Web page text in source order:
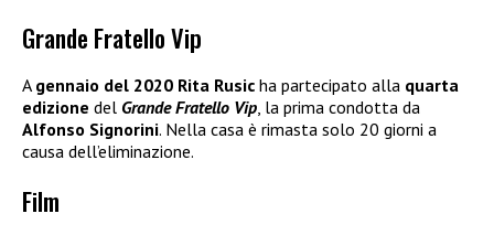
Grande Fratello Vip
A gennaio del 2020 Rita Rusic ha partecipato alla quarta
edizione del Grande Fratello Vip , la prima condotta da
Alfonso Signorini. Nella casa è rimasta solo 20 giorni a
causa dell’eliminazione.
Film